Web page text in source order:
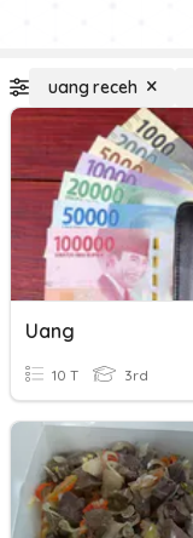
uang receh
Uang
10 T 3rd